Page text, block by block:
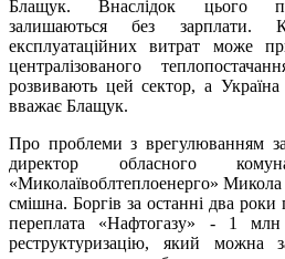
Блащук. Внаслідок цього
залишаються без зарплати.
експлуатаційних витрат може
централізованого
розвивають цей сектор, а
вважає Блащук.
Про проблеми з врегулюванням
директор обласного
«Миколаївоблтеплоенерго»
смішна. Боргів за останні два
переплата «Нафтогазу» - 1
реструктуризацію, який можна